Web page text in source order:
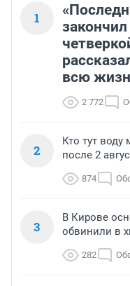
1
всю
2 772
2
Кто тут воду
после 2
874
3
В Кирове
обвинили в
282